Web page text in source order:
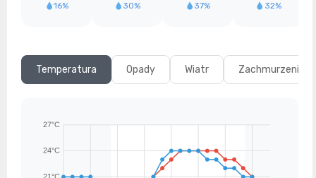
16% 30% 37% 32%
Temperatura Opady Wiatr Zachmurzenie